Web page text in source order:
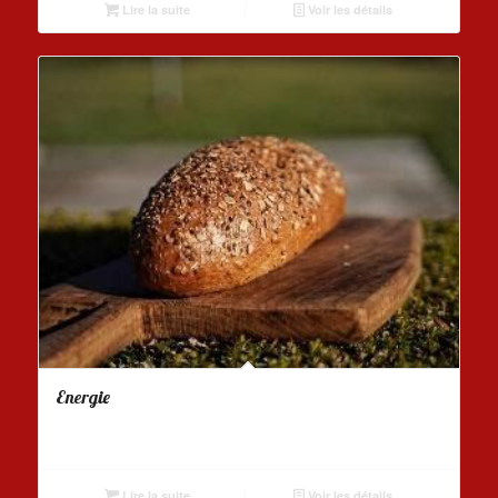
Lire la suite Voir les détails
Energie